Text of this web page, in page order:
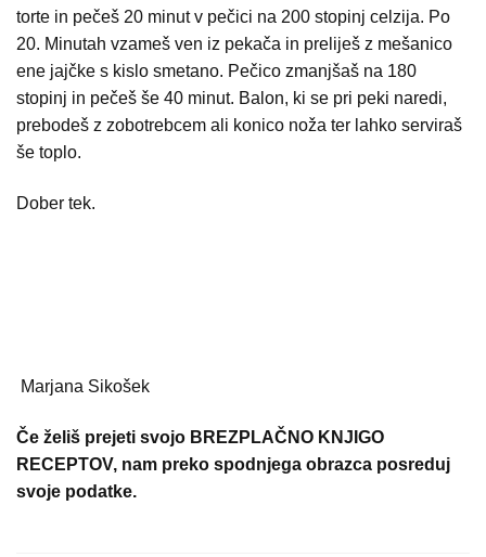
torte in pečeš 20 minut v pečici na 200 stopinj celzija. Po
20. Minutah vzameš ven iz pekača in preliješ z mešanico
ene jajčke s kislo smetano. Pečico zmanjšaš na 180
stopinj in pečeš še 40 minut. Balon, ki se pri peki naredi,
prebodeš z zobotrebcem ali konico noža ter lahko serviraš
še toplo.
Dober tek.
Marjana Sikošek
Če želiš prejeti svojo BREZPLAČNO KNJIGO
RECEPTOV, nam preko spodnjega obrazca posreduj
svoje podatke.